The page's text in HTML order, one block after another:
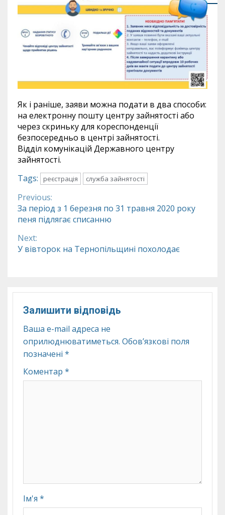
Як і раніше, заяви можна подати в два способи:
на електронну пошту центру зайнятості або
через скриньку для кореспонденції
безпосередньо в центрі зайнятості.
Відділ комунікацій Державного центру
зайнятості.
Tags:
реєстрація служба зайнятості
Continue
Reading
Previous:
За період з 1 березня по 31 травня 2020 року
пеня підлягає списанню
Next:
У вівторок на Тернопільщині похолодає
Залишити відповідь
Ваша e-mail адреса не
оприлюднюватиметься. Обов’язкові поля
позначені *
Коментар *
Ім'я *